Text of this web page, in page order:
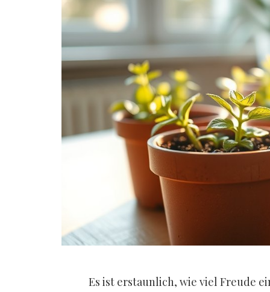
Es ist erstaunlich, wie viel Freude